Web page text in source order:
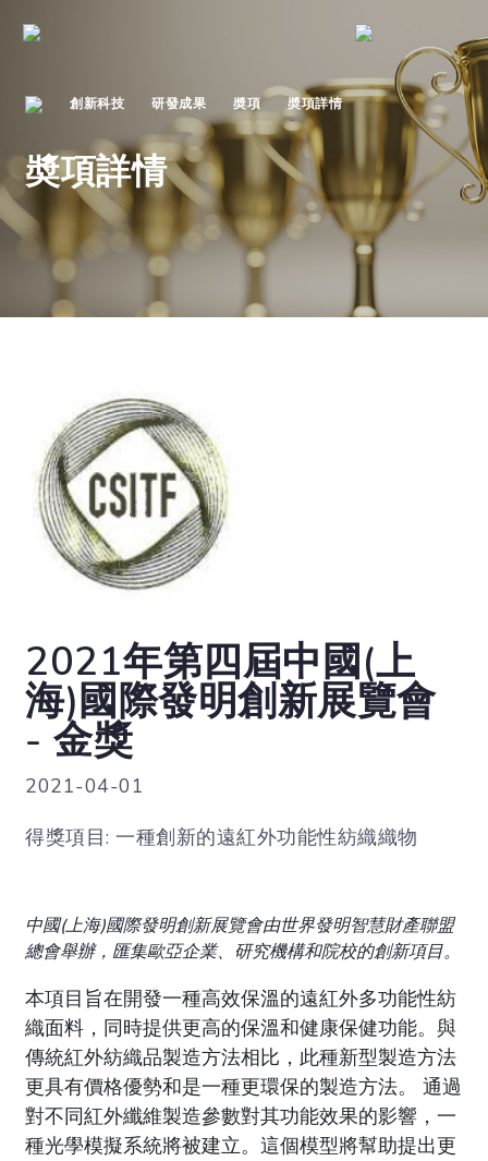
創新科技 研發成果 奬項 奬項詳情
奬項詳情
2021年第四屆中國(上
海)國際發明創新展覽會
- 金獎
2021-04-01
得獎項目: 一種創新的遠紅外功能性紡織織物
中國(上海)國際發明創新展覽會由世界發明智慧財產聯盟
總會舉辦，匯集歐亞企業、研究機構和院校的創新項目。
本項目旨在開發一種高效保溫的遠紅外多功能性紡
織面料，同時提供更高的保溫和健康保健功能。與
傳統紅外紡織品製造方法相比，此種新型製造方法
更具有價格優勢和是一種更環保的製造方法。 通過
對不同紅外纖維製造參數對其功能效果的影響，一
種光學模擬系統將被建立。這個模型將幫助提出更